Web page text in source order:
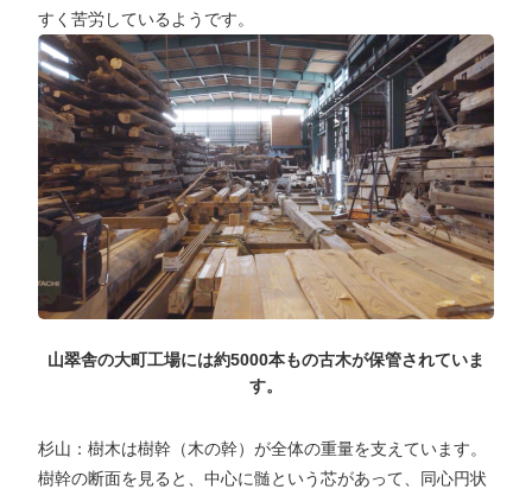
すく苦労しているようです。
山翠舎の大町工場には約5000本もの古木が保管されていま
す。
杉山：樹木は樹幹（木の幹）が全体の重量を支えています。
樹幹の断面を見ると、中心に髄という芯があって、同心円状